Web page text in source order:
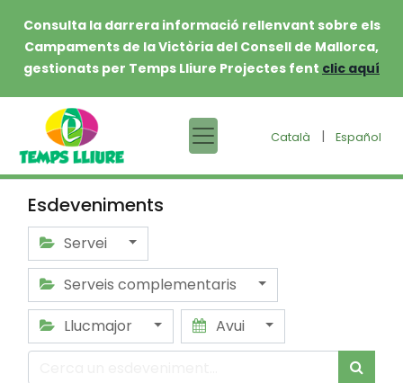
Consulta la darrera informació rellenvant sobre els
Campaments de la Victòria del Consell de Mallorca,
gestionats per Temps Lliure Projectes fent clic aquí
Català | Español
Esdeveniments
Servei
Serveis complementaris
Llucmajor
Avui